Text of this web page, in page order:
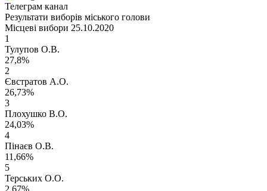
Телеграм канал
Результати виборів міського голови
Місцеві вибори 25.10.2020
1
Тулупов О.В.
27,8%
2
Євстратов А.О.
26,73%
3
Плохушко В.О.
24,03%
4
Пінаєв О.В.
11,66%
5
Терських О.О.
2,67%